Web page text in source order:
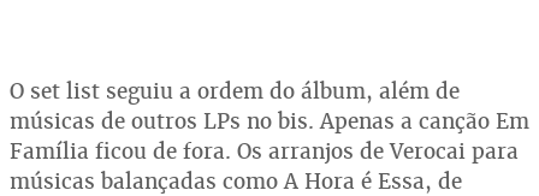
O set list seguiu a ordem do álbum, além de
músicas de outros LPs no bis. Apenas a canção Em
Família ficou de fora. Os arranjos de Verocai para
músicas balançadas como A Hora é Essa, de